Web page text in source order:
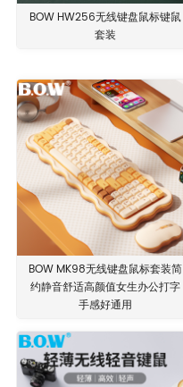
BOW HW256无线键盘鼠标键鼠
套装
BOW MK98无线键盘鼠标套装简
约静音舒适高颜值女生办公打字
手感好通用